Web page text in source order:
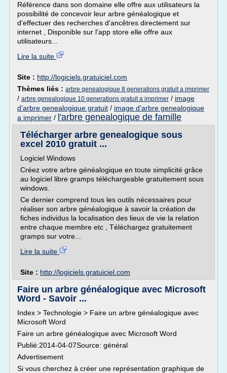
Référence dans son domaine elle offre aux utilisateurs la
possibilité de concevoir leur arbre généalogique et
d'effectuer des recherches d'ancêtres directement sur
internet , Disponible sur l'app store elle offre aux
utilisateurs...
Lire la suite
Site : http://logiciels.gratuiciel.com
Thèmes liés : arbre genealogique 8 generations gratuit a imprimer
/ arbre genealogique 10 generations gratuit a imprimer / image
d'arbre genealogique gratuit / image d'arbre genealogique
a imprimer / l'arbre genealogique de famille
Télécharger arbre genealogique sous
excel 2010 gratuit ...
Logiciel Windows
Créez votre arbre généalogique en toute simplicité grâce
au logiciel libre gramps téléchargeable gratuitement sous
windows.
Ce dernier comprend tous les outils nécessaires pour
réaliser son arbre généalogique à savoir la création de
fiches individus la localisation des lieux de vie la relation
entre chaque membre etc , Téléchargez gratuitement
gramps sur votre...
Lire la suite
Site : http://logiciels.gratuiciel.com
Faire un arbre généalogique avec Microsoft
Word - Savoir ...
Index > Technologie > Faire un arbre généalogique avec
Microsoft Word
Faire un arbre généalogique avec Microsoft Word
Publié:2014-04-07Source: général
Advertisement
Si vous cherchez à créer une représentation graphique de